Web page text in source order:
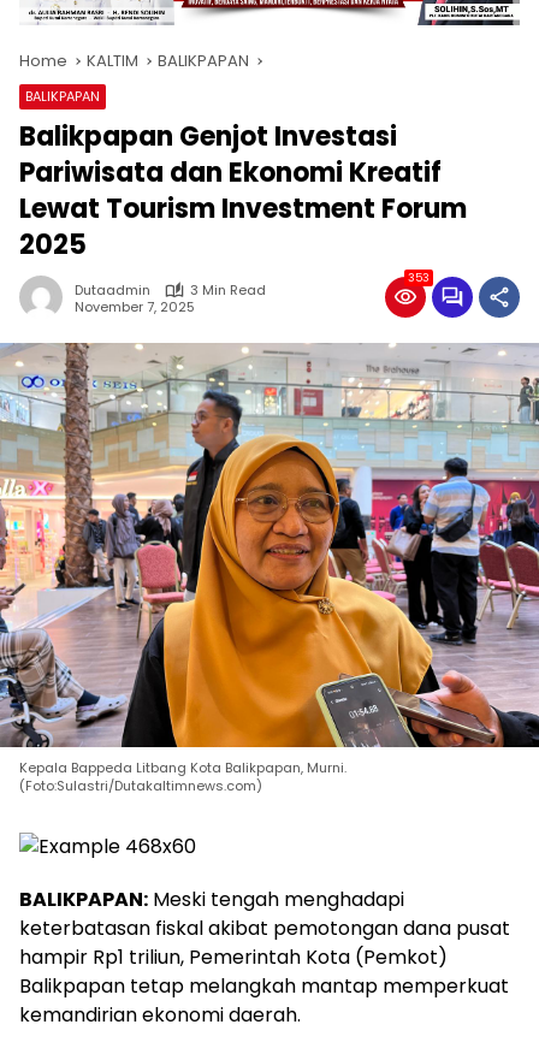
Home KALTIM BALIKPAPAN
BALIKPAPAN
Balikpapan Genjot Investasi
Pariwisata dan Ekonomi Kreatif
Lewat Tourism Investment Forum
2025
Dutaadmin
3 Min Read
November 7, 2025
353
Kepala Bappeda Litbang Kota Balikpapan, Murni.
(Foto:Sulastri/Dutakaltimnews.com)
BALIKPAPAN: Meski tengah menghadapi
keterbatasan fiskal akibat pemotongan dana pusat
hampir Rp1 triliun, Pemerintah Kota (Pemkot)
Balikpapan tetap melangkah mantap memperkuat
kemandirian ekonomi daerah.